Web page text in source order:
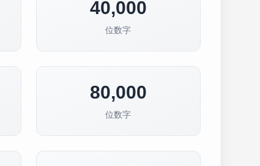
40,000
位数字
80,000
位数字